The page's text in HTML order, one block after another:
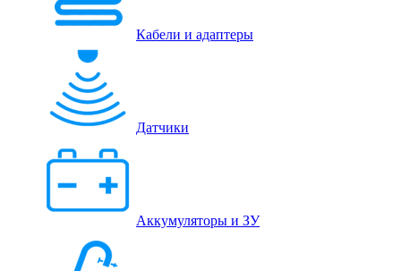
Кабели и адаптеры
Датчики
Аккумуляторы и ЗУ